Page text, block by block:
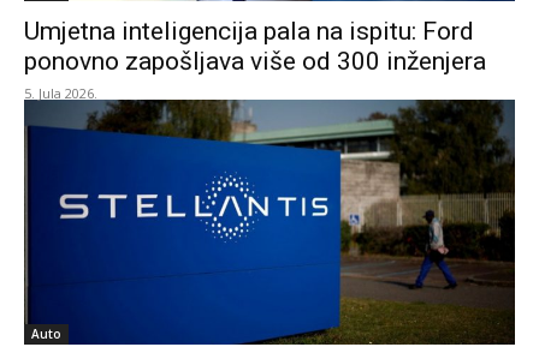
Umjetna inteligencija pala na ispitu: Ford
ponovno zapošljava više od 300 inženjera
5. Jula 2026.
Auto